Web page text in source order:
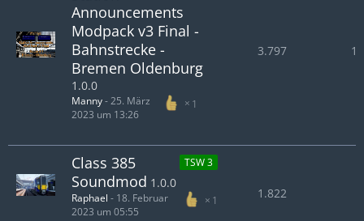
Announcements
Modpack v3 Final -
Bahnstrecke -
Bremen Oldenburg
1.0.0
1
Manny-25. März
2023 um 13:26
3.797
TSW 3
Class 385
Soundmod 1.0.0
1
Raphael - 18. Februar
2023 um 05:55
1.822